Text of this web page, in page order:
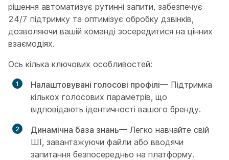
рішення автоматизує рутинні запити, забезпечує
24/7 підтримку та оптимізує обробку дзвінків,
дозволяючи вашій команді зосередитися на цінних
взаємодіях.
Ось кілька ключових особливостей:
Налаштовувані голосові профілі— Підтримка
кількох голосових параметрів, що
відповідають ідентичності вашого бренду.
Динамічна база знань— Легко навчайте свій
ШІ, завантажуючи файли або вводячи
запитання безпосередньо на платформу.